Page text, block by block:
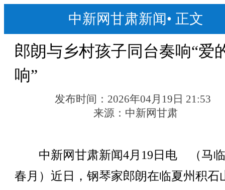
中新网甘肃新闻• 正文
郎朗与乡村孩子同台奏响“爱
响”
发布时间： 2026年04月19日 21:53
来源： 中新网甘肃
中新网甘肃新闻4月19日电 （马临
春月）近日，钢琴家郎朗在临夏州积石